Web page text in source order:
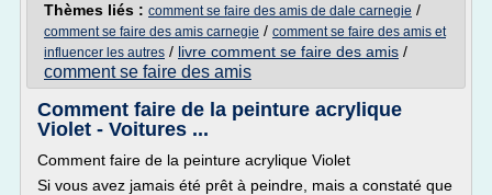
Thèmes liés : comment se faire des amis de dale carnegie /
comment se faire des amis carnegie / comment se faire des amis et
influencer les autres / livre comment se faire des amis /
comment se faire des amis
Comment faire de la peinture acrylique
Violet - Voitures ...
Comment faire de la peinture acrylique Violet
Si vous avez jamais été prêt à peindre, mais a constaté que